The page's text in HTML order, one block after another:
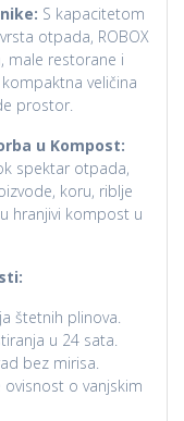
S kapacitetom
otpada, ROBOX
male restorane i
veličina
prostor.
u Kompost:
spektar otpada,
koru, riblje
hranjivi kompost u
štetnih plinova.
u 24 sata.
bez mirisa.
ovisnost o vanjskim